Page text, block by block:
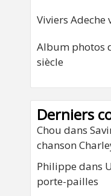
Viviers
Album photos
siècle
Derniers
Chou dans
chanson
Philippe dans
porte-pailles